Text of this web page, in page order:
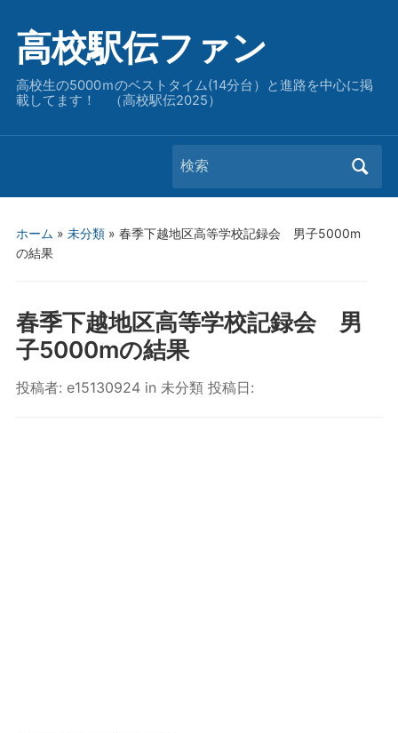
高校駅伝ファン
高校生の5000ｍのベストタイム(14分台）と進路を中心に掲
載してます！ （高校駅伝2025）
Search
for:
ホーム » 未分類» 春季下越地区高等学校記録会 男子5000m
の結果
春季下越地区高等学校記録会 男
子5000mの結果
投稿者: e15130924 in 未分類投稿日: